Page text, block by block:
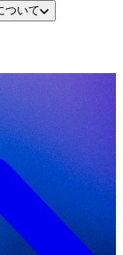
ついて